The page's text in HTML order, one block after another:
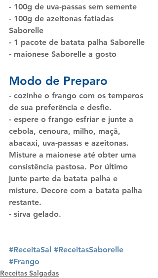
- 100g de uva-passas sem semente
- 100g de azeitonas fatiadas
Saborelle
- 1 pacote de batata palha Saborelle
- maionese Saborelle a gosto
Modo de Preparo
- cozinhe o frango com os temperos
de sua preferência e desfie.
- espere o frango esfriar e junte a
cebola, cenoura, milho, maçã,
abacaxi, uva-passas e azeitonas.
Misture a maionese até obter uma
consistência pastosa. Por último
junte parte da batata palha e
misture. Decore com a batata palha
restante.
- sirva gelado.
#ReceitaSal #ReceitasSaborelle
#Frango
Receitas Salgadas